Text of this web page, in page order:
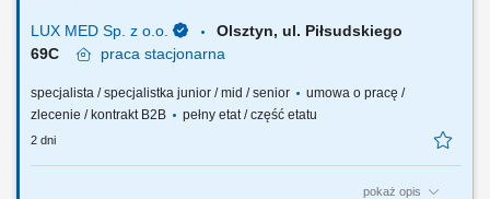
LUX MED Sp. z o.o.
Olsztyn, ul. Piłsudskiego
69C
praca stacjonarna
specjalista / specjalistka junior / mid / senior
umowa o pracę /
zlecenie / kontrakt B2B
pełny etat / część etatu
2 dni
pokaż opis